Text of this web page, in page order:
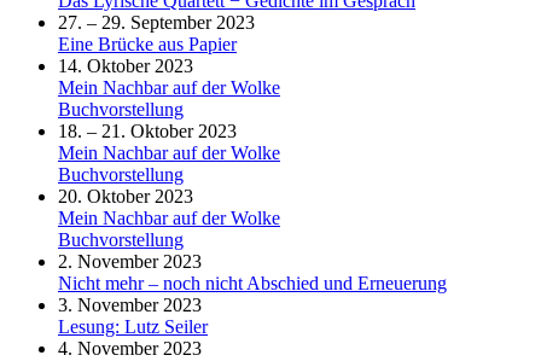
27. – 29. September 2023
Eine Brücke aus Papier
14. Oktober 2023
Mein Nachbar auf der Wolke
Buchvorstellung
18. – 21. Oktober 2023
Mein Nachbar auf der Wolke
Buchvorstellung
20. Oktober 2023
Mein Nachbar auf der Wolke
Buchvorstellung
2. November 2023
Nicht mehr – noch nicht Abschied und Erneuerung
3. November 2023
Lesung: Lutz Seiler
4. November 2023